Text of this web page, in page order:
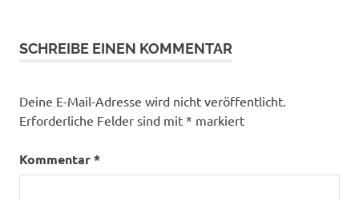
SCHREIBE EINEN KOMMENTAR
Deine E-Mail-Adresse wird nicht veröffentlicht.
Erforderliche Felder sind mit * markiert
Kommentar*